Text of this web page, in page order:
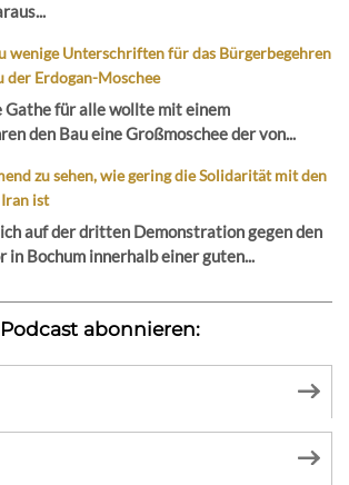
wenige Unterschriften für das Bürgerbegehren
der Erdogan-Moschee
für alle wollte mit einem
den Bau eine Großmoschee der von...
zu sehen, wie gering die Solidarität mit den
ist
auf der dritten Demonstration gegen den
in Bochum innerhalb einer guten...
Podcast abonnieren: